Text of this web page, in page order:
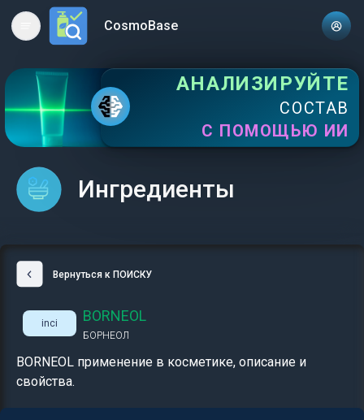
Open main menuCosmoBase
АНАЛИЗИРУЙТЕ
СОСТАВ
С ПОМОЩЬЮ ИИ
Ингредиенты
Вернуться к ПОИСКУ
inci BORNEOL
БОРНЕОЛ
BORNEOL применение в косметике, описание и
свойства.